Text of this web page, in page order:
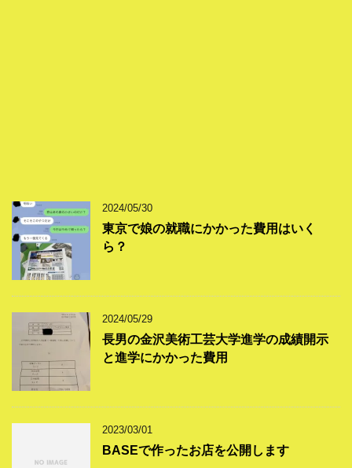
2024/05/30
東京で娘の就職にかかった費用はいく
ら？
2024/05/29
長男の金沢美術工芸大学進学の成績開示
と進学にかかった費用
2023/03/01
BASEで作ったお店を公開します